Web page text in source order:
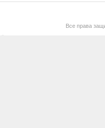
Все права